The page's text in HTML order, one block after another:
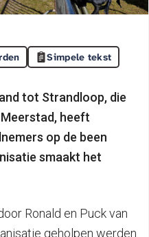
Simpele tekst
tot Strandloop, die
heeft
op de been
smaakt het
Ronald en Puck van
geholpen werden